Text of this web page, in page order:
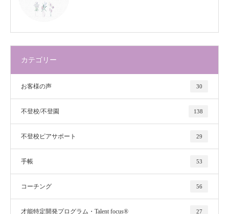
カテゴリー
お客様の声 30
不登校/不登園 138
不登校ピアサポート 29
手帳 53
コーチング 56
才能特定開発プログラム・Talent focus® 27